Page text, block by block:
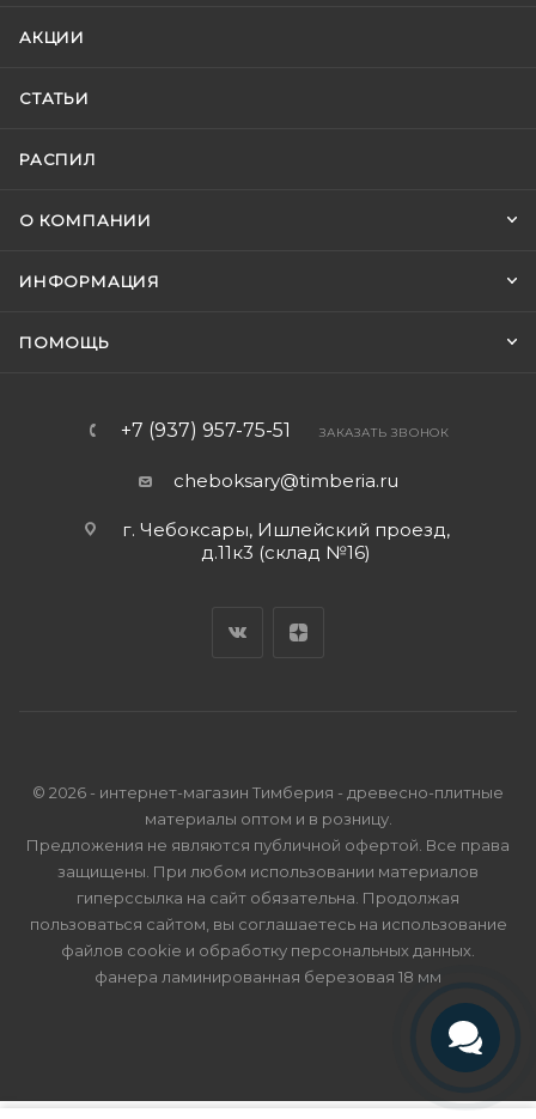
АКЦИИ
СТАТЬИ
РАСПИЛ
О КОМПАНИИ
ИНФОРМАЦИЯ
ПОМОЩЬ
+7 (937) 957-75-51 ЗАКАЗАТЬ ЗВОНОК
cheboksary@timberia.ru
г. Чебоксары, Ишлейский проезд,
д.11к3 (склад №16)
© 2026 - интернет-магазин Тимберия - древесно-плитные
материалы оптом и в розницу.
Предложения не являются публичной офертой. Все права
защищены. При любом использовании материалов
гиперссылка на сайт обязательна. Продолжая
пользоваться сайтом, вы соглашаетесь на использование
файлов cookie и обработку персональных данных
фанера ламинированная березовая 18 мм